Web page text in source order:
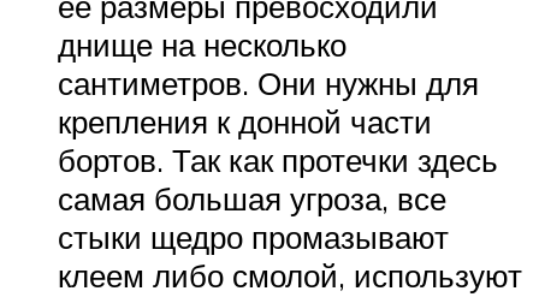
днище на несколько
сантиметров. Они нужны для
крепления к донной части
бортов. Так как протечки здесь
самая большая угроза, все
стыки щедро промазывают
клеем либо смолой, используют